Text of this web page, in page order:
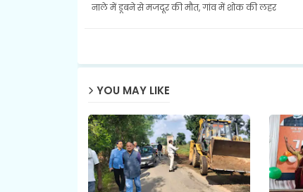
नाले में डूबने से मजदूर की मौत, गांव में शोक की लहर
YOU MAY LIKE